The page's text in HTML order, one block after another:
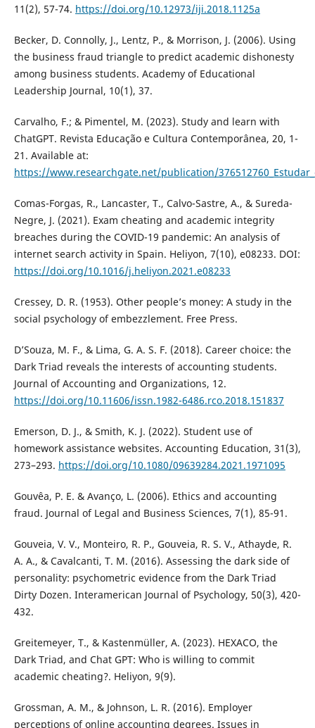
11(2), 57-74. https://doi.org/10.12973/iji.2018.1125a
Becker, D. Connolly, J., Lentz, P., & Morrison, J. (2006). Using
the business fraud triangle to predict academic dishonesty
among business students. Academy of Educational
Leadership Journal, 10(1), 37.
Carvalho, F.; & Pimentel, M. (2023). Study and learn with
ChatGPT. Revista Educação e Cultura Contemporânea, 20, 1-
21. Available at:
https://www.researchgate.net/publication/
Comas-Forgas, R., Lancaster, T., Calvo-Sastre, A., & Sureda-
Negre, J. (2021). Exam cheating and academic integrity
breaches during the COVID-19 pandemic: An analysis of
internet search activity in Spain. Heliyon, 7(10), e08233. DOI:
https://doi.org/10.1016/j.heliyon.2021.e08233
Cressey, D. R. (1953). Other people’s money: A study in the
social psychology of embezzlement. Free Press.
D’Souza, M. F., & Lima, G. A. S. F. (2018). Career choice: the
Dark Triad reveals the interests of accounting students.
Journal of Accounting and Organizations, 12.
https://doi.org/10.11606/issn.1982-6486.rco.2018.151837
Emerson, D. J., & Smith, K. J. (2022). Student use of
homework assistance websites. Accounting Education, 31(3),
273–293. https://doi.org/10.1080/09639284.2021.1971095
Gouvêa, P. E. & Avanço, L. (2006). Ethics and accounting
fraud. Journal of Legal and Business Sciences, 7(1), 85-91.
Gouveia, V. V., Monteiro, R. P., Gouveia, R. S. V., Athayde, R.
A. A., & Cavalcanti, T. M. (2016). Assessing the dark side of
personality: psychometric evidence from the Dark Triad
Dirty Dozen. Interamerican Journal of Psychology, 50(3), 420-
432.
Greitemeyer, T., & Kastenmüller, A. (2023). HEXACO, the
Dark Triad, and Chat GPT: Who is willing to commit
academic cheating?. Heliyon, 9(9).
Grossman, A. M., & Johnson, L. R. (2016). Employer
perceptions of online accounting degrees. Issues in